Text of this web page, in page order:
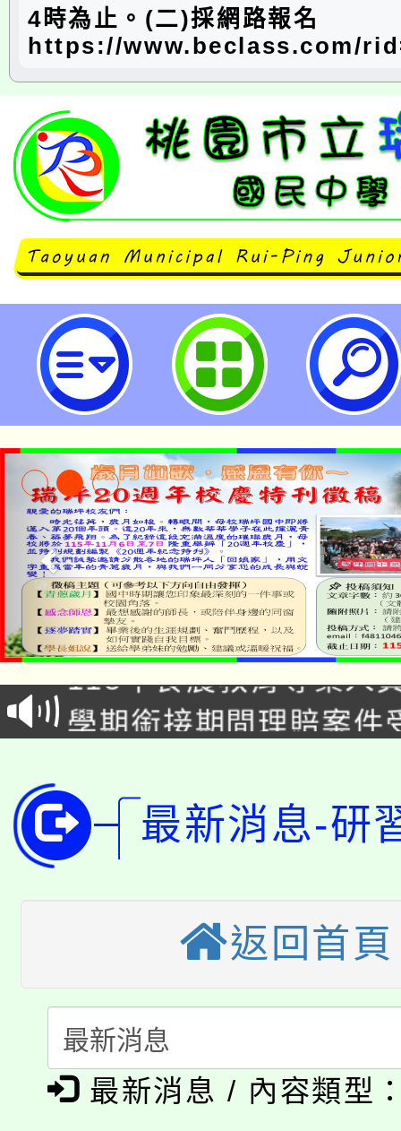
4時為止。(二)採網路報名
https://www.beclass.com/
桃教產辦理115年5月「穿著Prada
研習活動，歡迎會員報名參加。-
中學
淨零綠生活教案入校路
會
115年食農教育專業人
程
學期銜接期間理賠案件
版
公告本校115學年度第
代理(課)教師甄選結果(
「2026金融保險知識
車」活動
生本土語及新住民語歌
公告本校115學年度第
代理(課)教師甄選結果(
代理(課)教師甄選結果(
轉知中國文化大學推廣
《TA101》溝通分析基
淨零綠生活教案入校路
115年食農教育專業人
最新消息-研
返回首頁
最新消息 / 內容類型